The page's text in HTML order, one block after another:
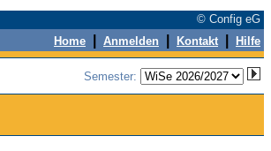
© Config eG
Home Anmelden Kontakt Hilfe
Semester: